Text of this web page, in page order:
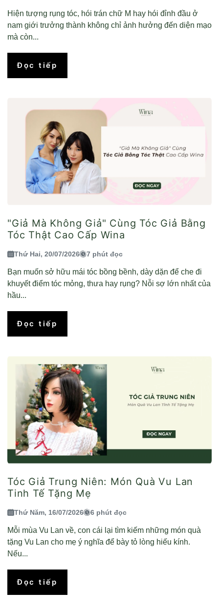
Hiện tượng rụng tóc, hói trán chữ M hay hói đỉnh đầu ở
nam giới trưởng thành không chỉ ảnh hưởng đến diện mạo
mà còn...
Đọc tiếp
"Giả Mà Không Giả" Cùng Tóc Giả Bằng
Tóc Thật Cao Cấp Wina
Thứ Hai, 20/07/2026 7 phút đọc
Bạn muốn sở hữu mái tóc bồng bềnh, dày dặn để che đi
khuyết điểm tóc mỏng, thưa hay rụng? Nỗi sợ lớn nhất của
hầu...
Đọc tiếp
Tóc Giả Trung Niên: Món Quà Vu Lan
Tinh Tế Tặng Mẹ
Thứ Năm, 16/07/2026 6 phút đọc
Mỗi mùa Vu Lan về, con cái lại tìm kiếm những món quà
tặng Vu Lan cho mẹ ý nghĩa để bày tỏ lòng hiếu kính.
Nếu...
Đọc tiếp